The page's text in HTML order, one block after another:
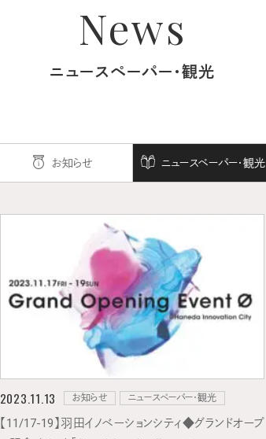
News
ニュースペーパー・観光
お知らせ ニュースペーパー・観光
2023.11.13 お知らせ ニュースペーパー・観光
【11/17-19】羽田イノベーションシティ◆グランドオープ